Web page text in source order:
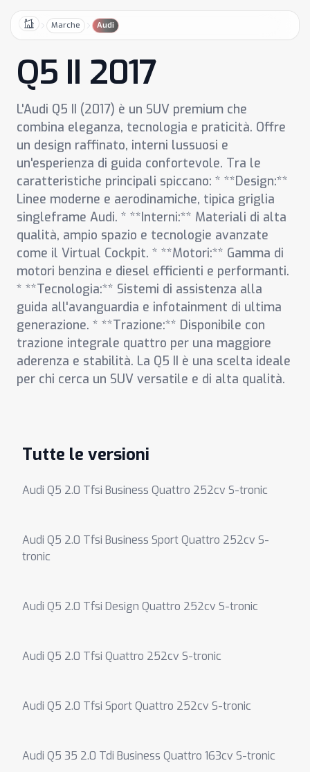
HomeMarche Audi
Q5 II 2017
L'Audi Q5 II (2017) è un SUV premium che
combina eleganza, tecnologia e praticità. Offre
un design raffinato, interni lussuosi e
un'esperienza di guida confortevole. Tra le
caratteristiche principali spiccano: * **Design:**
Linee moderne e aerodinamiche, tipica griglia
singleframe Audi. * **Interni:** Materiali di alta
qualità, ampio spazio e tecnologie avanzate
come il Virtual Cockpit. * **Motori:** Gamma di
motori benzina e diesel efficienti e performanti.
* **Tecnologia:** Sistemi di assistenza alla
guida all'avanguardia e infotainment di ultima
generazione. * **Trazione:** Disponibile con
trazione integrale quattro per una maggiore
aderenza e stabilità. La Q5 II è una scelta ideale
per chi cerca un SUV versatile e di alta qualità.
Tutte le versioni
Audi Q5 2.0 Tfsi Business Quattro 252cv S-tronic
Audi Q5 2.0 Tfsi Business Sport Quattro 252cv S-
tronic
Audi Q5 2.0 Tfsi Design Quattro 252cv S-tronic
Audi Q5 2.0 Tfsi Quattro 252cv S-tronic
Audi Q5 2.0 Tfsi Sport Quattro 252cv S-tronic
Audi Q5 35 2.0 Tdi Business Quattro 163cv S-tronic